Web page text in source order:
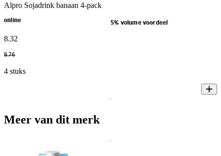
Alpro Sojadrink banaan 4-pack
online 5% volume voordeel
8.32
8.76
4 stuks
Meer van dit merk